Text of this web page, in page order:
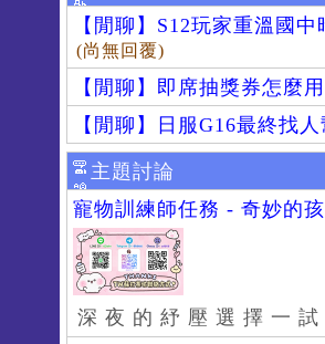
【閒聊】S12玩家重溫國
(尚無回覆)
【閒聊】即席抽獎券怎麼
【閒聊】日服G16最終找
主題討論
寵物訓練師任務 - 奇妙的
深 夜 的 紓 壓 選 擇 一